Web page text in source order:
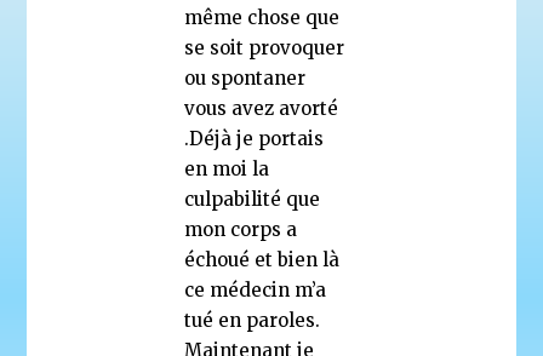
même chose que
se soit provoquer
ou spontaner
vous avez avorté
.Déjà je portais
en moi la
culpabilité que
mon corps a
échoué et bien là
ce médecin m’a
tué en paroles.
Maintenant je